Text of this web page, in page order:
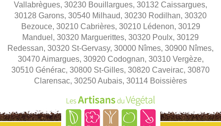
Vallabrègues, 30230 Bouillargues, 30132 Caissargues,
30128 Garons, 30540 Milhaud, 30230 Rodilhan, 30320
Bezouce, 30210 Cabrières, 30210 Lédenon, 30129
Manduel, 30320 Marguerittes, 30320 Poulx, 30129
Redessan, 30320 St-Gervasy, 30000 Nîmes, 30900 Nîmes,
30470 Aimargues, 30920 Codognan, 30310 Vergèze,
30510 Générac, 30800 St-Gilles, 30820 Caveirac, 30870
Clarensac, 30250 Aubais, 30114 Boissières